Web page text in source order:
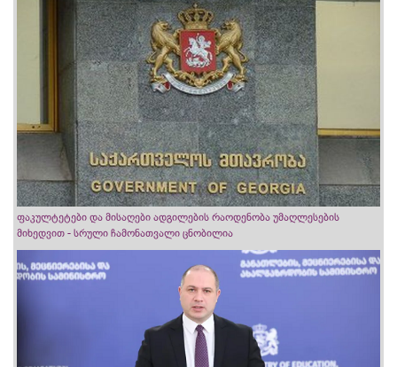
ფაკულტეტები და მისაღები ადგილების რაოდენობა უმაღლესების
მიხედვით - სრული ჩამონათვალი ცნობილია